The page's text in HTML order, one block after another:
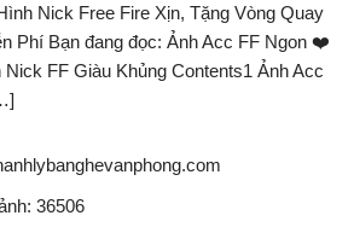
Nick Free Fire Xịn, Tặng Vòng Quay
Phí Bạn đang đọc: Ảnh Acc FF Ngon ❤️
FF Giàu Khủng Contents1 Ảnh Acc
36506